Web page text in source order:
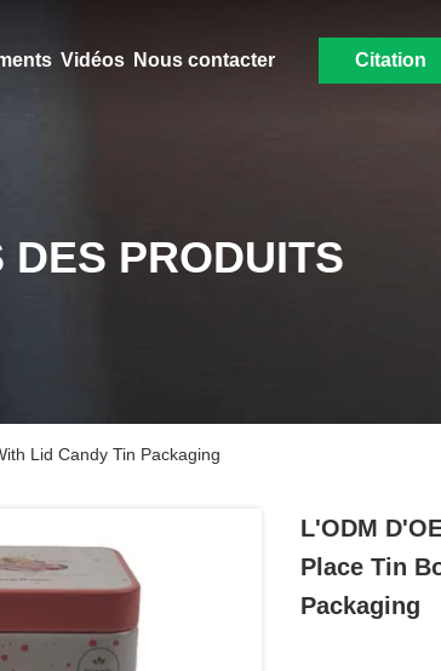
Vidéos Nous contacter Citation
DES PRODUITS
Lid Candy Tin Packaging
L'ODM
Place Tin
Packaging